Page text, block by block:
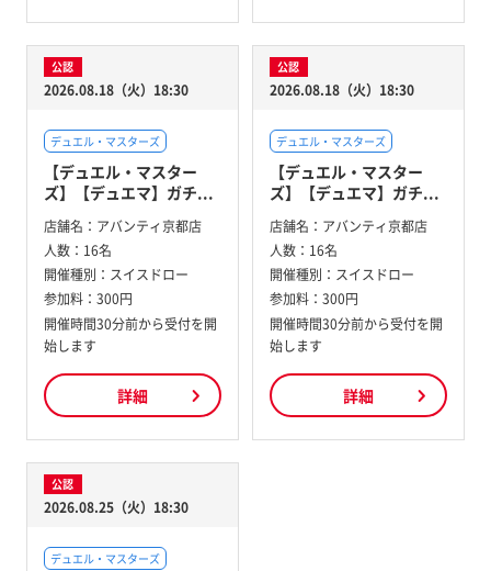
公認
2026.08.18（火）18:30
デュエル・マスターズ
【デュエル・マスター
ズ】【デュエマ】ガチ...
店舗名： アバンティ京都店
人数： 16名
開催種別： スイスドロー
参加料： 300円
開催時間30分前から受付を開
始します
詳細
公認
2026.08.18（火）18:30
デュエル・マスターズ
【デュエル・マスター
ズ】【デュエマ】ガチ...
店舗名： アバンティ京都店
人数： 16名
開催種別： スイスドロー
参加料： 300円
開催時間30分前から受付を開
始します
詳細
公認
2026.08.25（火）18:30
デュエル・マスターズ